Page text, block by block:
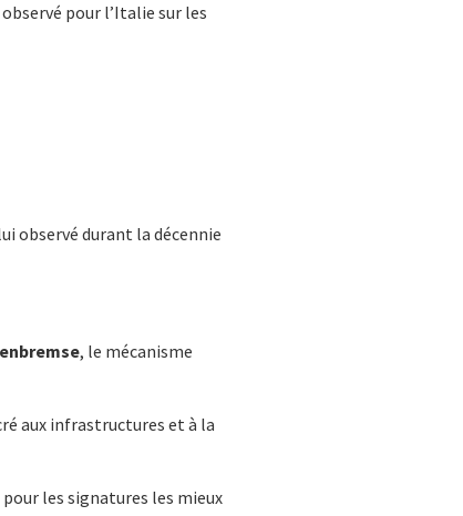
pour l’Italie sur les
observé durant la décennie
, le mécanisme
aux infrastructures et à la
les signatures les mieux